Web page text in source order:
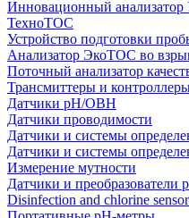
Инновационный
ТехноТОС
Устройство подготовки
Анализатор ЭкоТОС во
Поточный анализатор
Трансмиттеры и
Датчики рН/ОВН
Датчики проводимости
Датчики и системы
Датчики и системы
Измерение мутности
Датчики и преобразователи
Disinfection and chlorine